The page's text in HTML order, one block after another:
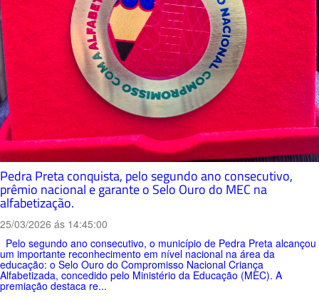
Pedra Preta conquista, pelo segundo ano consecutivo,
prêmio nacional e garante o Selo Ouro do MEC na
alfabetização.
25/03/2026 ás 14:45:00
Pelo segundo ano consecutivo, o município de Pedra Preta alcançou
um importante reconhecimento em nível nacional na área da
educação: o Selo Ouro do Compromisso Nacional Criança
Alfabetizada, concedido pelo Ministério da Educação (MEC). A
premiação destaca re...